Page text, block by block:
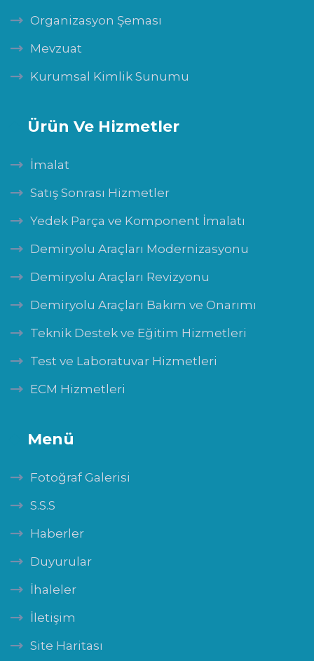
Organizasyon Şeması
Mevzuat
Kurumsal Kimlik Sunumu
Ürün Ve Hizmetler
İmalat
Satış Sonrası Hizmetler
Yedek Parça ve Komponent İmalatı
Demiryolu Araçları Modernizasyonu
Demiryolu Araçları Revizyonu
Demiryolu Araçları Bakım ve Onarımı
Teknik Destek ve Eğitim Hizmetleri
Test ve Laboratuvar Hizmetleri
ECM Hizmetleri
Menü
Fotoğraf Galerisi
S.S.S
Haberler
Duyurular
İhaleler
İletişim
Site Haritası